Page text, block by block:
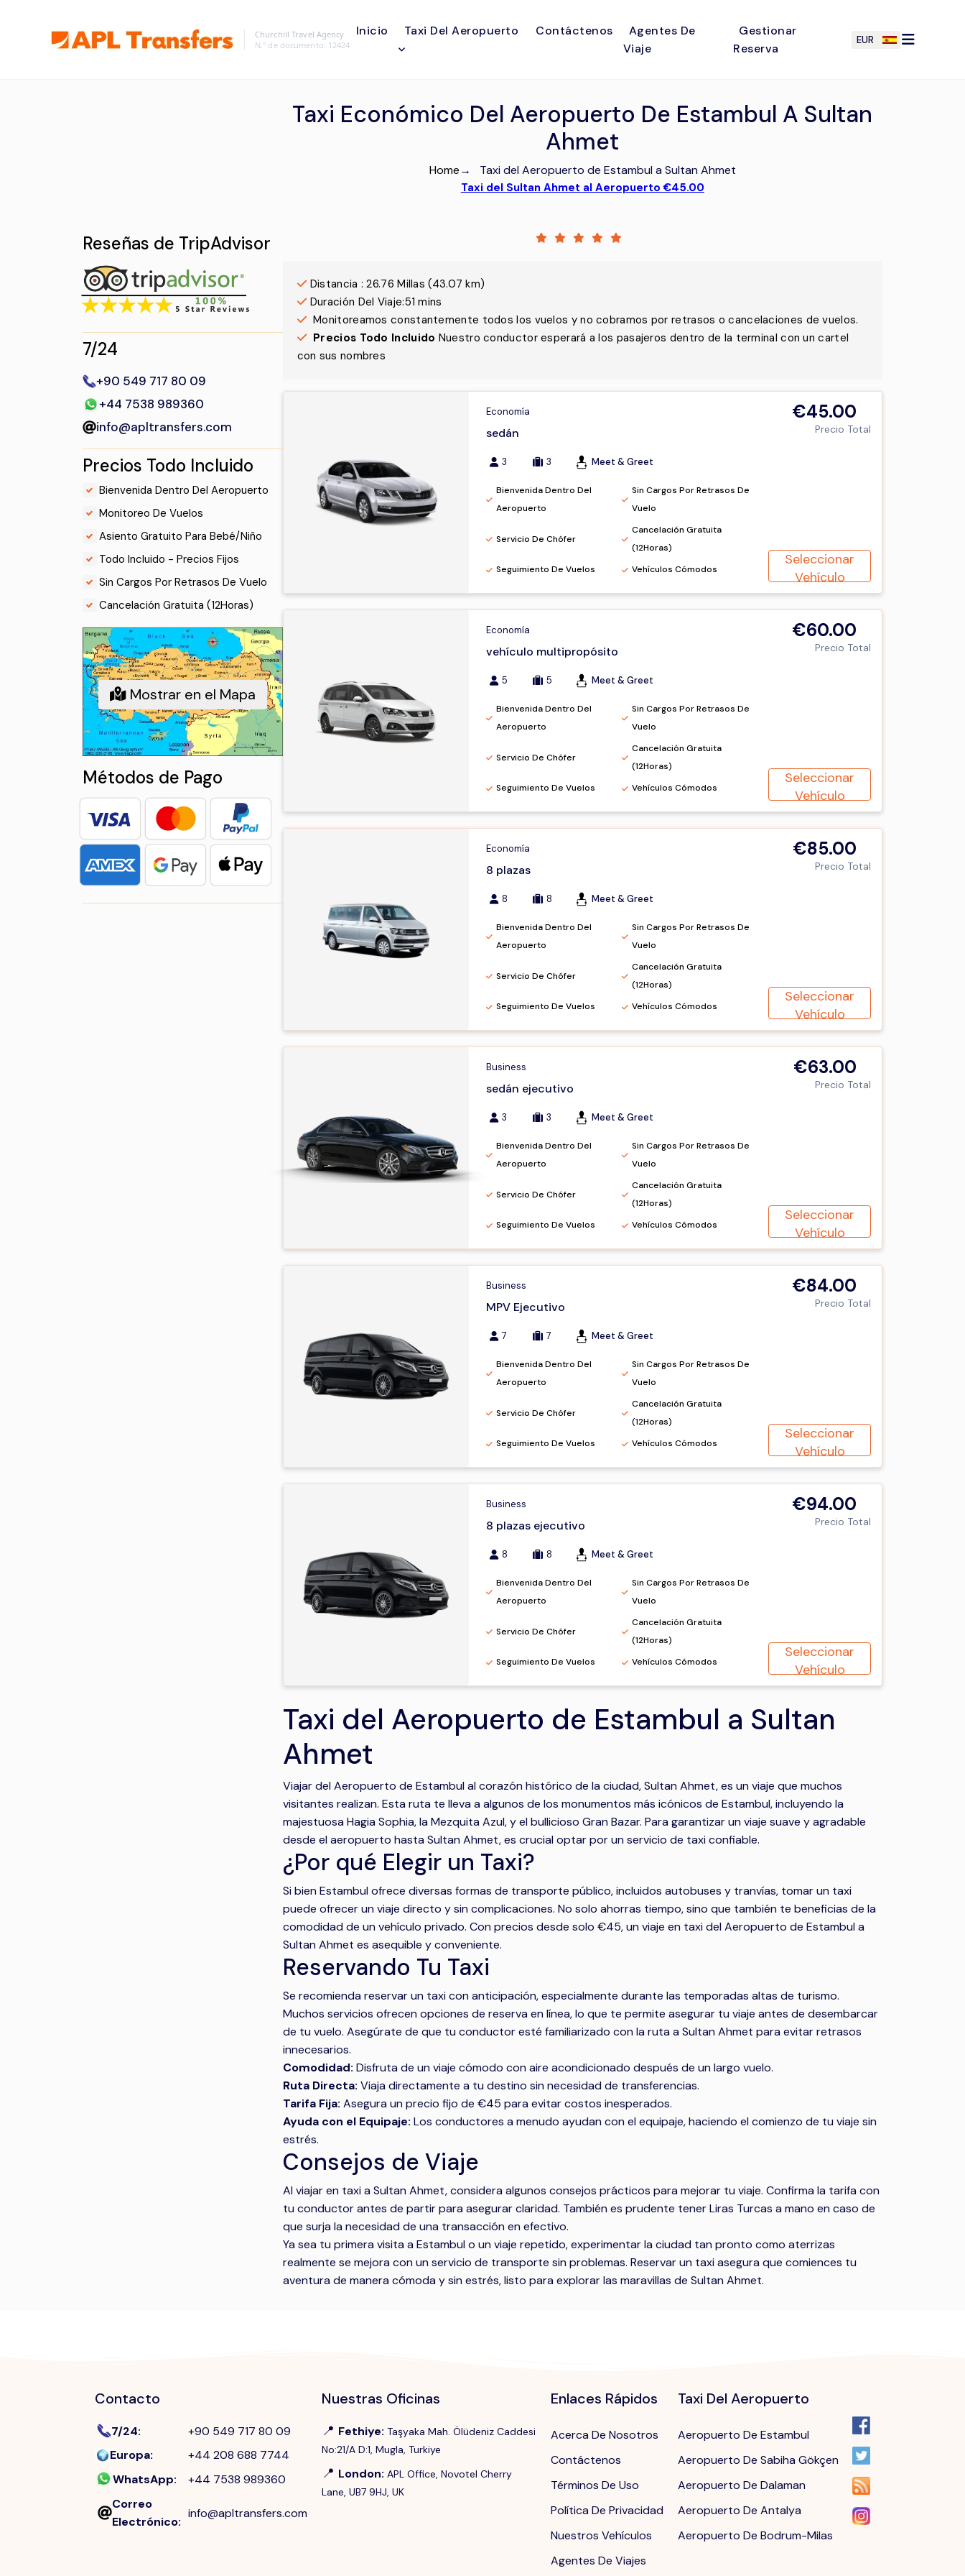
Churchill Travel Agency
N.º de documento: 12424
Inicio Taxi Del Aeropuerto Contáctenos
Agentes De
Viaje
Gestionar
Reserva
EUR
Reseñas de TripAdvisor
7/24
+90 549 717 80 09
+44 7538 989360
info@apltransfers.com
Precios Todo Incluido
Bienvenida Dentro Del Aeropuerto
Monitoreo De Vuelos
Asiento Gratuito Para Bebé/Niño
Todo Incluido - Precios Fijos
Sin Cargos Por Retrasos De Vuelo
Cancelación Gratuita (12Horas)
Mostrar en el Mapa
Métodos de Pago
Taxi Económico Del Aeropuerto De Estambul A Sultan
Ahmet
Home→ Taxi del Aeropuerto de Estambul a Sultan Ahmet
Taxi del Sultan Ahmet al Aeropuerto €45.00
Distancia :26.76 Millas (43.07 km)
Duración Del Viaje:51 mins
Monitoreamos constantemente todos los vuelos y no cobramos por retrasos o cancelaciones de vuelos.
Precios Todo Incluido Nuestro conductor esperará a los pasajeros dentro de la terminal con un cartel
con sus nombres
Economía
sedán
3 3 Meet & Greet
Bienvenida Dentro Del
Aeropuerto
Sin Cargos Por Retrasos De
Vuelo
Servicio De Chófer
Cancelación Gratuita
(12Horas)
Seguimiento De Vuelos
Vehículos Cómodos
€45.00
Precio Total
Seleccionar
Vehículo
Economía
vehículo multipropósito
5 5 Meet & Greet
Bienvenida Dentro Del
Aeropuerto
Sin Cargos Por Retrasos De
Vuelo
Servicio De Chófer
Cancelación Gratuita
(12Horas)
Seguimiento De Vuelos
Vehículos Cómodos
€60.00
Precio Total
Seleccionar
Vehículo
Economía
8 plazas
8 8 Meet & Greet
Bienvenida Dentro Del
Aeropuerto
Sin Cargos Por Retrasos De
Vuelo
Servicio De Chófer
Cancelación Gratuita
(12Horas)
Seguimiento De Vuelos
Vehículos Cómodos
€85.00
Precio Total
Seleccionar
Vehículo
Business
sedán ejecutivo
3 3 Meet & Greet
Bienvenida Dentro Del
Aeropuerto
Sin Cargos Por Retrasos De
Vuelo
Servicio De Chófer
Cancelación Gratuita
(12Horas)
Seguimiento De Vuelos
Vehículos Cómodos
€63.00
Precio Total
Seleccionar
Vehículo
Business
MPV Ejecutivo
7 7 Meet & Greet
Bienvenida Dentro Del
Aeropuerto
Sin Cargos Por Retrasos De
Vuelo
Servicio De Chófer
Cancelación Gratuita
(12Horas)
Seguimiento De Vuelos
Vehículos Cómodos
€84.00
Precio Total
Seleccionar
Vehículo
Business
8 plazas ejecutivo
8 8 Meet & Greet
Bienvenida Dentro Del
Aeropuerto
Sin Cargos Por Retrasos De
Vuelo
Servicio De Chófer
Cancelación Gratuita
(12Horas)
Seguimiento De Vuelos
Vehículos Cómodos
€94.00
Precio Total
Seleccionar
Vehículo
Taxi del Aeropuerto de Estambul a Sultan
Ahmet
Viajar del Aeropuerto de Estambul al corazón histórico de la ciudad, Sultan Ahmet, es un viaje que muchos
visitantes realizan. Esta ruta te lleva a algunos de los monumentos más icónicos de Estambul, incluyendo la
majestuosa Hagia Sophia, la Mezquita Azul, y el bullicioso Gran Bazar. Para garantizar un viaje suave y agradable
desde el aeropuerto hasta Sultan Ahmet, es crucial optar por un servicio de taxi confiable.
¿Por qué Elegir un Taxi?
Si bien Estambul ofrece diversas formas de transporte público, incluidos autobuses y tranvías, tomar un taxi
puede ofrecer un viaje directo y sin complicaciones. No solo ahorras tiempo, sino que también te beneficias de la
comodidad de un vehículo privado. Con precios desde solo €45, un viaje en taxi del Aeropuerto de Estambul a
Sultan Ahmet es asequible y conveniente.
Reservando Tu Taxi
Se recomienda reservar un taxi con anticipación, especialmente durante las temporadas altas de turismo.
Muchos servicios ofrecen opciones de reserva en línea, lo que te permite asegurar tu viaje antes de desembarcar
de tu vuelo. Asegúrate de que tu conductor esté familiarizado con la ruta a Sultan Ahmet para evitar retrasos
innecesarios.
Comodidad: Disfruta de un viaje cómodo con aire acondicionado después de un largo vuelo.
Ruta Directa: Viaja directamente a tu destino sin necesidad de transferencias.
Tarifa Fija: Asegura un precio fijo de €45 para evitar costos inesperados.
Ayuda con el Equipaje: Los conductores a menudo ayudan con el equipaje, haciendo el comienzo de tu viaje sin
estrés.
Consejos de Viaje
Al viajar en taxi a Sultan Ahmet, considera algunos consejos prácticos para mejorar tu viaje. Confirma la tarifa con
tu conductor antes de partir para asegurar claridad. También es prudente tener Liras Turcas a mano en caso de
que surja la necesidad de una transacción en efectivo.
Ya sea tu primera visita a Estambul o un viaje repetido, experimentar la ciudad tan pronto como aterrizas
realmente se mejora con un servicio de transporte sin problemas. Reservar un taxi asegura que comiences tu
aventura de manera cómoda y sin estrés, listo para explorar las maravillas de Sultan Ahmet.
Contacto
7/24:
+90 549 717 80 09
Europa:
+44 208 688 7744
WhatsApp:
+44 7538 989360
Correo
Electrónico:
info@apltransfers.com
Nuestras Oficinas
📍 Fethiye: Taşyaka Mah. Ölüdeniz Caddesi
No:21/A D:1, Mugla, Turkiye
📍 London: APL Office, Novotel Cherry
Lane, UB7 9HJ, UK
Enlaces Rápidos
Acerca De Nosotros
Contáctenos
Términos De Uso
Política De Privacidad
Nuestros Vehículos
Agentes De Viajes
Taxi Del Aeropuerto
Aeropuerto De Estambul
Aeropuerto De Sabiha Gökçen
Aeropuerto De Dalaman
Aeropuerto De Antalya
Aeropuerto De Bodrum-Milas